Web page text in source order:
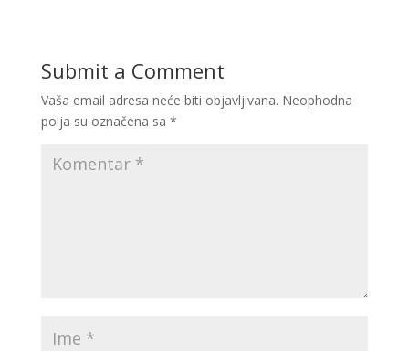
Submit a Comment
Vaša email adresa neće biti objavljivana. Neophodna
polja su označena sa *